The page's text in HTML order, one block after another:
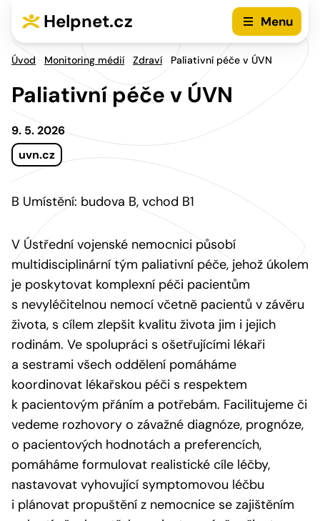
Helpnet.cz Menu
Úvod Monitoring médií Zdraví Paliativní péče v ÚVN
Paliativní péče v ÚVN
9. 5. 2026
uvn.cz
B Umístění: budova B, vchod B1
V Ústřední vojenské nemocnici působí
multidisciplinární tým paliativní péče, jehož úkolem
je poskytovat komplexní péči pacientům
s nevyléčitelnou nemocí včetně pacientů v závěru
života, s cílem zlepšit kvalitu života jim i jejich
rodinám. Ve spolupráci s ošetřujícími lékaři
a sestrami všech oddělení pomáháme
koordinovat lékařskou péči s respektem
k pacientovým přáním a potřebám. Facilitujeme či
vedeme rozhovory o závažné diagnóze, prognóze,
o pacientových hodnotách a preferencích,
pomáháme formulovat realistické cíle léčby,
nastavovat vyhovující symptomovou léčbu
i plánovat propuštění z nemocnice se zajištěním